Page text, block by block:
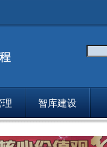
理 智库建设